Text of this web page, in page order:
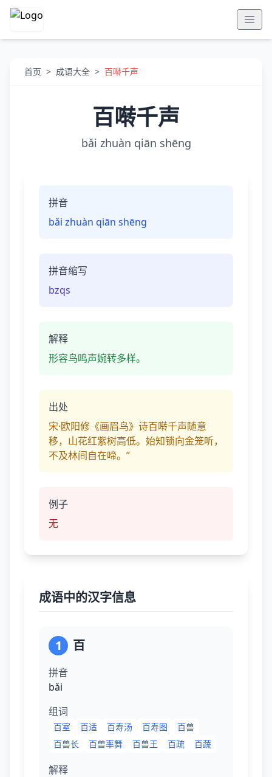
首页 > 成语大全 > 百啭千声
百啭千声
bǎi zhuàn qiān shēng
拼音
bǎi zhuàn qiān shēng
拼音缩写
bzqs
解释
形容鸟鸣声婉转多样。
出处
宋·欧阳修《画眉鸟》诗百啭千声随意
移，山花红紫树高低。始知锁向金笼听，
不及林间自在啼。”
例子
无
成语中的汉字信息
1 百
拼音
bǎi
组词
百室 百适 百寿汤 百寿图
百兽
百兽长
百兽率舞 百兽王 百疏 百蔬
解释